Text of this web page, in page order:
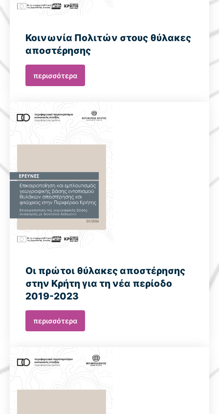
Κοινωνία Πολιτών στους θύλακες
αποστέρησης
περισσότερα
Οι πρώτοι θύλακες αποστέρησης
στην Κρήτη για τη νέα περίοδο
2019-2023
περισσότερα